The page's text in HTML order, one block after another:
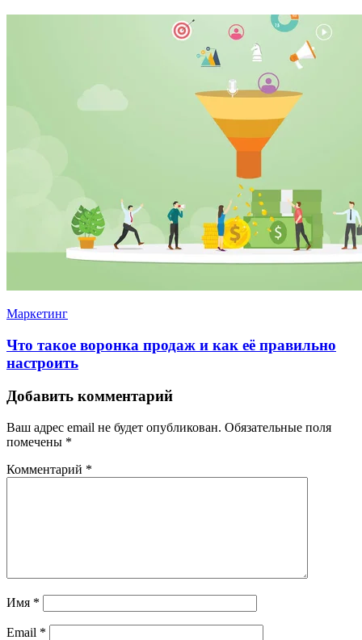
Маркетинг
Что такое воронка продаж и как её правильно
настроить
Добавить комментарий
Ваш адрес email не будет опубликован. Обязательные поля
помечены *
Комментарий *
Имя *
Email *